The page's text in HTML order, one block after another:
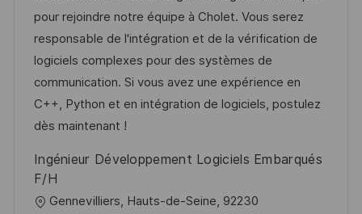
a
t
i
o
n
t
e
d
D
a
b
I
d
t
e
g
o
r
pour rejoindre notre équipe à Cholet. Vous serez
responsable de l'intégration et de la vérification de
logiciels complexes pour des systèmes de
communication. Si vous avez une expérience en
C++, Python et en intégration de logiciels, postulez
dès maintenant !
Ingénieur Développement Logiciels Embarqués
F/H
L
Gennevilliers, Hauts-de-Seine, 92230